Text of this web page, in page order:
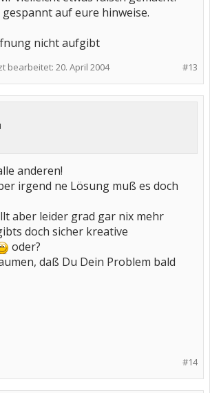
auf eure hinweise.
nicht aufgibt
#13
bearbeitet: 20. April 2004
anderen!
irgend ne Lösung muß es doch
aber leider grad gar nix mehr
doch sicher kreative
oder?
daß Du Dein Problem bald
#14